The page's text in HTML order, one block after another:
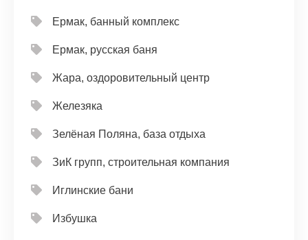
Ермак, банный комплекс
Ермак, русская баня
Жара, оздоровительный центр
Железяка
Зелёная Поляна, база отдыха
ЗиК групп, строительная компания
Иглинские бани
Избушка